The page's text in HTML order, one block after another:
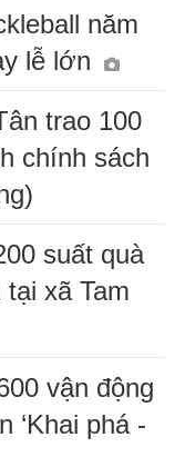
năm
lễ lớn
trao 100
chính sách
suất quà
xã Tam
vận động
‘Khai phá -